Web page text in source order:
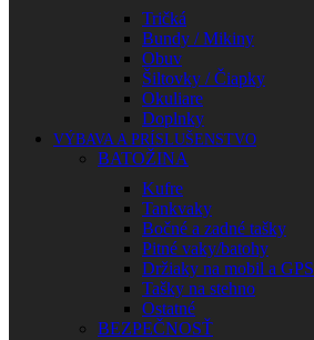
Tričká
Bundy / Mikiny
Obuv
Šiltovky / Čiapky
Okuliare
Doplnky
VÝBAVA A PRÍSLUŠENSTVO
BATOŽINA
Kufre
Tankvaky
Bočné a zadné tašky
Pitné vaky/batohy
Držiaky na mobil a GPS
Tašky na stehno
Ostatné
BEZPEČNOSŤ